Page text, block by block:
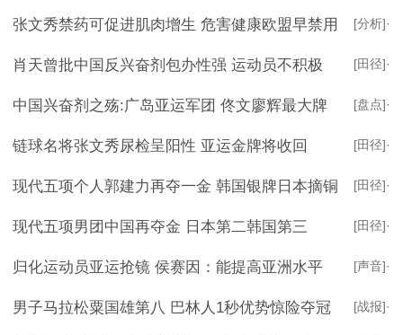
·
[分析]
张文秀禁药可促进肌肉增生 危害健康欧盟早禁用
·
[田径]
肖天曾批中国反兴奋剂包办性强 运动员不积极
·
[盘点]
中国兴奋剂之殇:广岛亚运军团 佟文廖辉最大牌
·
[田径]
链球名将张文秀尿检呈阳性 亚运金牌将收回
·
[田径]
现代五项个人郭建力再夺一金 韩国银牌日本摘铜
·
[田径]
现代五项男团中国再夺金 日本第二韩国第三
·
[声音]
归化运动员亚运抢镜 侯赛因：能提高亚洲水平
·
[战报]
男子马拉松粟国雄第八 巴林人1秒优势惊险夺冠